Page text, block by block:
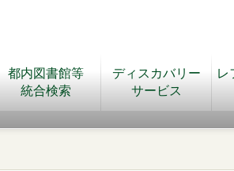
都内図書館等
統合検索
ディスカバリー
サービス
レ